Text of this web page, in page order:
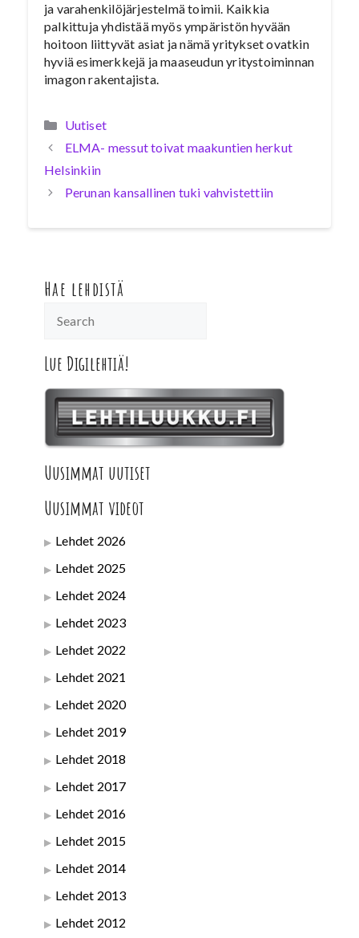
ja varahenkilöjärjestelmä toimii. Kaikkia
palkittuja yhdistää myös ympäristön hyvään
hoitoon liittyvät asiat ja nämä yritykset ovatkin
hyviä esimerkkejä ja maaseudun yritystoiminnan
imagon rakentajista.
Kategoriat
Uutiset
ELMA- messut toivat maakuntien herkut
Helsinkiin
Perunan kansallinen tuki vahvistettiin
Hae lehdistä
Lue Digilehtiä!
Uusimmat uutiset
Uusimmat videot
Lehdet 2026
Lehdet 2025
Lehdet 2024
Lehdet 2023
Lehdet 2022
Lehdet 2021
Lehdet 2020
Lehdet 2019
Lehdet 2018
Lehdet 2017
Lehdet 2016
Lehdet 2015
Lehdet 2014
Lehdet 2013
Lehdet 2012